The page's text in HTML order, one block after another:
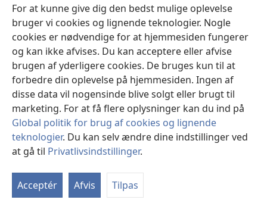
For at kunne give dig den bedst mulige oplevelse
bruger vi cookies og lignende teknologier. Nogle
cookies er nødvendige for at hjemmesiden fungerer
og kan ikke afvises. Du kan acceptere eller afvise
brugen af yderligere cookies. De bruges kun til at
forbedre din oplevelse på hjemmesiden. Ingen af
disse data vil nogensinde blive solgt eller brugt til
marketing. For at få flere oplysninger kan du ind på
Global politik for brug af cookies og lignende
teknologier. Du kan selv ændre dine indstillinger ved
at gå til Privatlivsindstillinger.
Acceptér Afvis Tilpas
nyt
vindue)JW Hub
(åbner
nyt
vindue)JW Library
Watchtower Library
Copyright© 2026 Watch Tower Bible and Tract Society of Pennsylvania.
ANVENDELSESVILKÅR |PRIVATLIVSPOLITIK
PRIVATLIVSINDSTILLINGER